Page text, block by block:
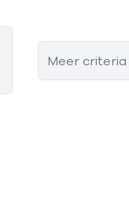
Meer criteria